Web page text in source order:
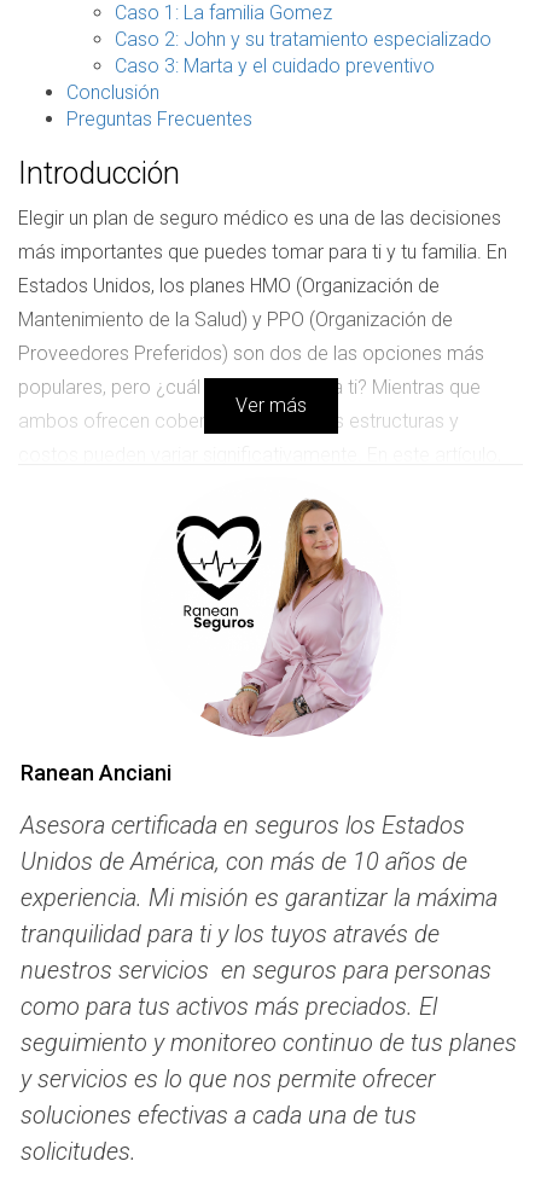
Caso 1: La familia Gomez
Caso 2: John y su tratamiento especializado
Caso 3: Marta y el cuidado preventivo
Conclusión
Preguntas Frecuentes
Introducción
Elegir un plan de seguro médico es una de las decisiones
más importantes que puedes tomar para ti y tu familia. En
Estados Unidos, los planes HMO (Organización de
Mantenimiento de la Salud) y PPO (Organización de
Proveedores Preferidos) son dos de las opciones más
populares, pero ¿cuál es la mejor para ti? Mientras que
ambos ofrecen cobertura médica, sus estructuras y
presentaremos casos reales que reflejan estas diferencias
en la vida diaria y te ayudaremos a entender cuál podría ser
la mejor opción para tus necesidades específicas.
Diferencias entre HMO y PPO
Cuando se trata de seguros médicos, HMO y PPO tienen
características distintas que pueden influir en tu elección.
Aquí hay algunas diferencias esenciales:
Acceso a proveedores
HMO:Generalmente requieren que el paciente elija un
médico de atención primaria (PCP) que coordine
toda su atención médica. Para ver a un especialista,
normalmente necesitas una referencia del PCP.
PPO:Ofrecen más flexibilidad al permitirte ver a
cualquier médico o especialista sin necesidad de una
referencia. Esto puede ser especialmente útil si ya
tienes un proveedor específico en mente.
Costo
HMO:Suelen tener primas más bajas y copagos
reducidos, lo que puede hacerlos más asequibles en
Ver más
Ranean Anciani
Asesora certificada en seguros los Estados
Unidos de América, con más de 10 años de
experiencia. Mi misión es garantizar la máxima
tranquilidad para ti y los tuyos através de
nuestros servicios en seguros para personas
como para tus activos más preciados. El
seguimiento y monitoreo continuo de tus planes
y servicios es lo que nos permite ofrecer
soluciones efectivas a cada una de tus
solicitudes.